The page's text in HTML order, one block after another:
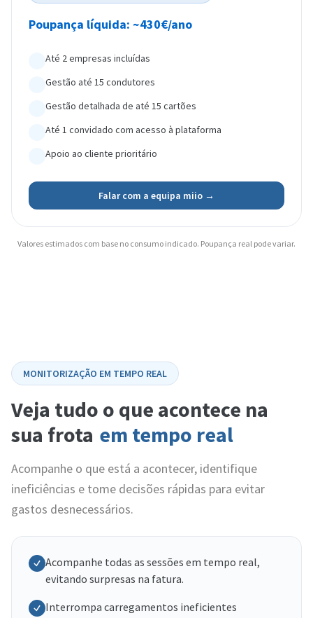
Poupança líquida: ~430€/ano
Até 2 empresas incluídas
Gestão até 15 condutores
Gestão detalhada de até 15 cartões
Até 1 convidado com acesso à plataforma
Apoio ao cliente prioritário
Falar com a equipa miio →
Valores estimados com base no consumo indicado. Poupança real pode variar.
MONITORIZAÇÃO EM TEMPO REAL
Veja tudo o que acontece na
sua frota em tempo real
Acompanhe o que está a acontecer, identifique
ineficiências e tome decisões rápidas para evitar
gastos desnecessários.
Acompanhe todas as sessões em tempo real,
evitando surpresas na fatura.
Interrompa carregamentos ineficientes